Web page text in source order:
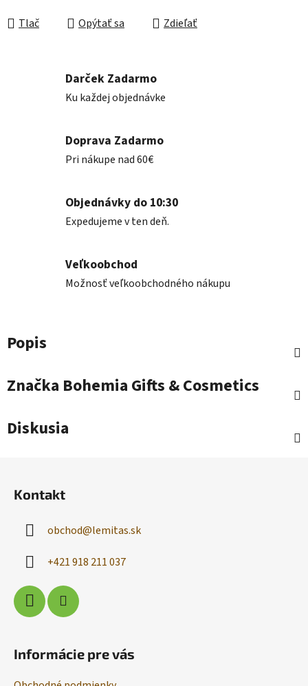
Tlač Opýtať sa Zdieľať
Darček Zadarmo
Ku každej objednávke
Doprava Zadarmo
Pri nákupe nad 60€
Objednávky do 10:30
Expedujeme v ten deň.
Veľkoobchod
Možnosť veľkoobchodného nákupu
Popis
Značka Bohemia Gifts & Cosmetics
Diskusia
Kontakt
obchod@lemitas.sk
+421 918 211 037
Informácie pre vás